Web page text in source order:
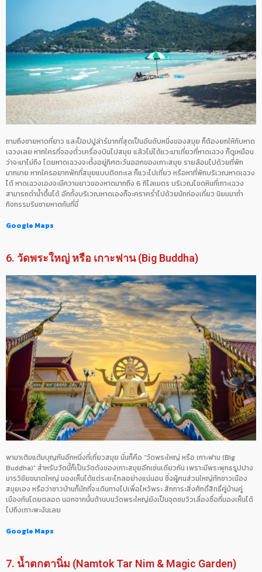
ถามถึงชายหาดที่ยาว และป็อปปูล่าร์มากที่สุดเป็นอันดับหนึ่งของสมุย ก็ต้องยกให้กับหาด
เฉวงเลย หากใครที่จองตั๋วเครื่องบินไปสมุย แล้วไม่ได้แวะมาเที่ยวที่หาดเฉวง ก็ดูเหมือน
ว่าจะมาไม่ถึง โดยหาดเฉวงจะตั้งอยู่ทิศตะวันออกของเกาะสมุย รายล้อมไปด้วยที่พัก
มากมาย หากใครอยากพักที่สมุยแบบติดทะเล ก็แวะไปเที่ยว หรือหาที่พักบริเวณหาดเฉวง
ได้ หาดเฉวงเองจะมีความยาวของหาดมากถึง 6 กิโลเมตร บริเวณโขดหินที่เกาะเฉวง
สามารถดำน้ำตื้นได้ อีกทั้งบริเวณหาดเองก็จะคราคร่ำไปด้วยนักท่องเที่ยว นิยมมาทำ
กิจกรรมริมชายหาดกันที่นี่
Google Maps
6. วัดพระใหญ่ หรือ เกาะฟาน (Big Buddha)
พามาเติมแต้มบุญกันอีกหนึ่งที่เที่ยวสมุย นั่นก็คือ “วัดพระใหญ่ หรือ เกาะฟาน (Big
Buddha)” สำหรับวัดนี้ก็เป็นวัดดังของเกาะสมุยอีกเช่นเดียวกัน เพราะมีพระพุทธรูปปาง
มารวิชัยขนาดใหญ่ มองเห็นได้แต่ระยะไกลอย่างแน่นอน ซึ่งผู้คนส่วนใหญ่ทักชาวเมือง
สมุยเอง หรือว่าชาวบ้านก็มักที่จะเดินทางไปเพื่อไหว้พระ สักการะสิ่งศักดิ์สิทธิ์คู่บ้านคู่
เมืองกันโดยตลอด นอกจากนั้นด้านบนวัดพระใหญ่ยังเป็นจุดชมวิวเลื่องชื่อที่มองเห็นได้
ไปถึงเกาะพะงันเลย
Google Maps
7. น้ำตกตานิ่ม (Namtok Tar Nim & Magic Garden)